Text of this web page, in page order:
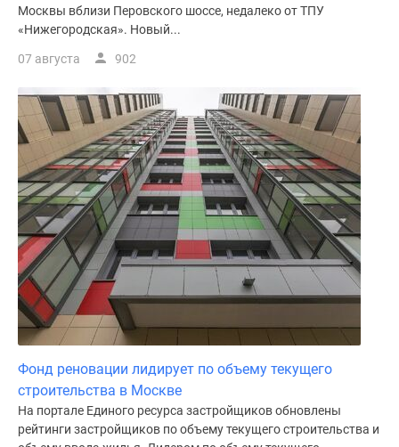
лесу
поселки
водоема
Коттеджные
поселки
ипотеку
Бизнес-
центры
Коттеджи
Скидки
акции
Макс
Москвы вблизи Перовского шоссе, недалеко от ТПУ
«Нижегородская». Новый...
07 августа 902
Фонд реновации лидирует по объему текущего
строительства в Москве
На портале Единого ресурса застройщиков обновлены
рейтинги застройщиков по объему текущего строительства и